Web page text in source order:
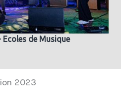
Ecoles de Musique
2023